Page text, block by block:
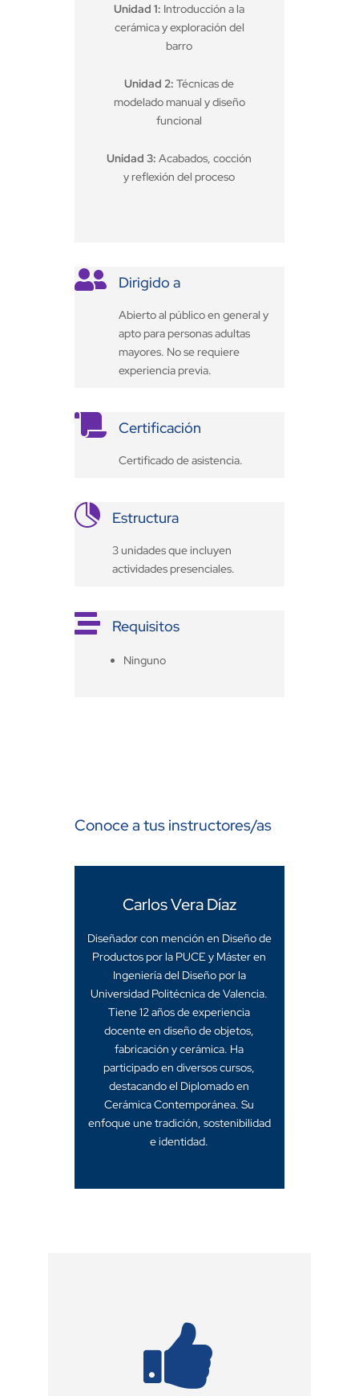
Unidad 1: Introducción a la
cerámica y exploración del
barro
Unidad 2: Técnicas de
modelado manual y diseño
funcional
Unidad 3: Acabados, cocción
y reflexión del proceso
 Dirigido a
Abierto al público en general y
apto para personas adultas
mayores. No se requiere
experiencia previa.
 Certificación
Certificado de asistencia.
 Estructura
3 unidades que incluyen
actividades presenciales.
 Requisitos
Ninguno
Conoce a tus instructores/as
Carlos Vera Díaz
Diseñador con mención en Diseño de
Productos por la PUCE y Máster en
Ingeniería del Diseño por la
Universidad Politécnica de Valencia.
Tiene 12 años de experiencia
docente en diseño de objetos,
fabricación y cerámica. Ha
participado en diversos cursos,
destacando el Diplomado en
Cerámica Contemporánea. Su
enfoque une tradición, sostenibilidad
e identidad.
